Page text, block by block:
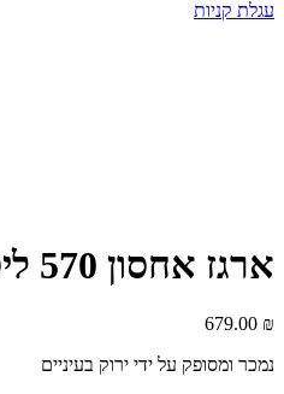
עגלת קניות
ארגז אחסון 570 ליטר רוק ווד-חום
679.00 ₪
נמכר ומסופק על ידי ירוק בעיניים